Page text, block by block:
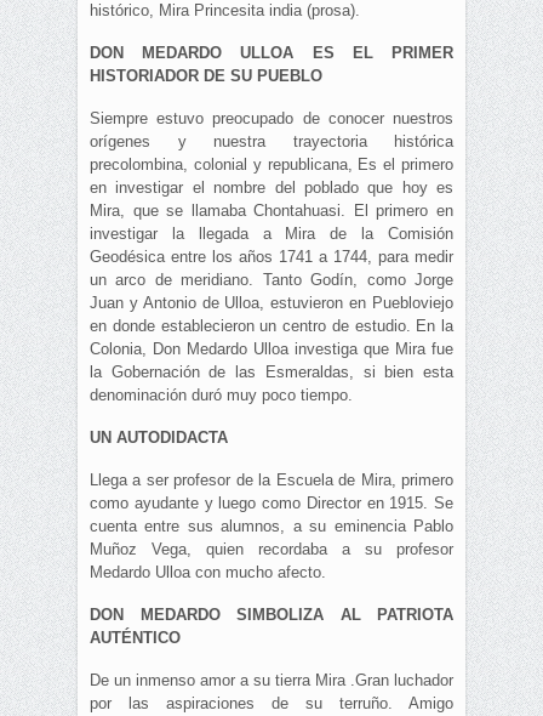
histórico, Mira Princesita india (prosa).
DON MEDARDO ULLOA ES EL PRIMER
HISTORIADOR DE SU PUEBLO
Siempre estuvo preocupado de conocer nuestros
orígenes y nuestra trayectoria histórica
precolombina, colonial y republicana, Es el primero
en investigar el nombre del poblado que hoy es
Mira, que se llamaba Chontahuasi. El primero en
investigar la llegada a Mira de la Comisión
Geodésica entre los años 1741 a 1744, para medir
un arco de meridiano. Tanto Godín, como Jorge
Juan y Antonio de Ulloa, estuvieron en Puebloviejo
en donde establecieron un centro de estudio. En la
Colonia, Don Medardo Ulloa investiga que Mira fue
la Gobernación de las Esmeraldas, si bien esta
denominación duró muy poco tiempo.
UN AUTODIDACTA
Llega a ser profesor de la Escuela de Mira, primero
como ayudante y luego como Director en 1915. Se
cuenta entre sus alumnos, a su eminencia Pablo
Muñoz Vega, quien recordaba a su profesor
Medardo Ulloa con mucho afecto.
DON MEDARDO SIMBOLIZA AL PATRIOTA
AUTÉNTICO
De un inmenso amor a su tierra Mira .Gran luchador
por las aspiraciones de su terruño. Amigo